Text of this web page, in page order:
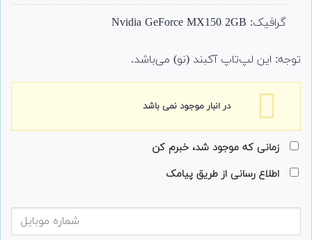
گرافیک: Nvidia GeForce MX150 2GB
توجه: این لپ‌تاپ آکبند (نو) می‌باشد.
در انبار موجود نمی باشد
زمانی که موجود شد، خبرم کن
اطلاع رسانی از طریق پیامک